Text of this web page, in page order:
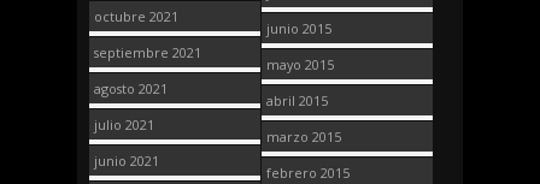
octubre 2021
septiembre 2021
agosto 2021
julio 2021
junio 2021
junio 2015
mayo 2015
abril 2015
marzo 2015
febrero 2015